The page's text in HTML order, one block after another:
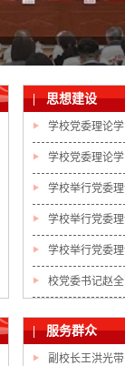
| 思想建设
学校党委理论
学校党委理论
学校举行党委
学校举行党委
学校举行党委
校党委书记赵
| 服务群众
副校长王洪光